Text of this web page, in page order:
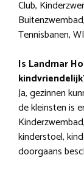
Club,
Tennisbanen,
Is Landmar
Ja, gezinnen
de kleinsten is
kinderstoel,
doorgaans